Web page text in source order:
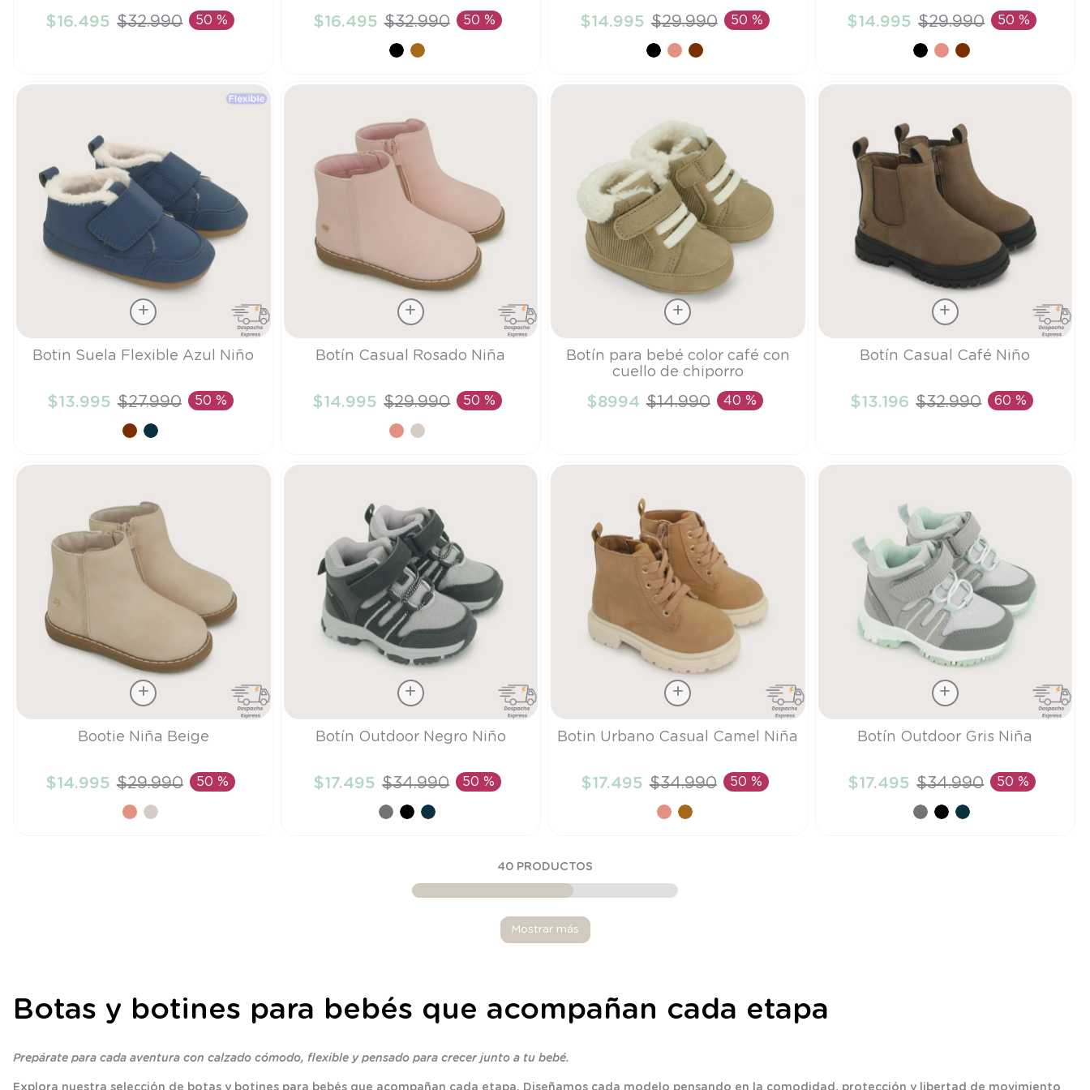
AÑADIR AL CARRITO
$16.495 $32.990 50 % AÑADIR AL CARRITO
$16.495 $32.990 50 % AÑADIR AL CARRITO
$14.995 $29.990 50 % AÑADIR AL CARRITO
$14.995 $29.990 50 %
Talla
AÑADIR AL CARRITO
Botin Suela Flexible Azul Niño
$13.995 $27.990 50 % AÑADIR AL CARRITO
Botín Casual Rosado Niña
$14.995 $29.990 50 %
Talla
AÑADIR AL CARRITO
Botín para bebé color café con
cuello de chiporro
$8994 $14.990 40 % AÑADIR AL CARRITO
Botín Casual Café Niño
$13.196 $32.990 60 %
AÑADIR AL CARRITO
Bootie Niña Beige
$14.995 $29.990 50 % AÑADIR AL CARRITO
Botín Outdoor Negro Niño
$17.495 $34.990 50 %
Talla
AÑADIR AL CARRITO
Botin Urbano Casual Camel Niña
$17.495 $34.990 50 % AÑADIR AL CARRITO
Botín Outdoor Gris Niña
$17.495 $34.990 50 %
40 PRODUCTOS
Mostrar más
Botas y botines para bebés que acompañan cada etapa
Prepárate para cada aventura con calzado cómodo, flexible y pensado para crecer junto a tu bebé.
Explora nuestra selección de botas y botines para bebés que acompañan cada etapa. Diseñamos cada modelo pensando en la comodidad, protección y libertad de movimiento